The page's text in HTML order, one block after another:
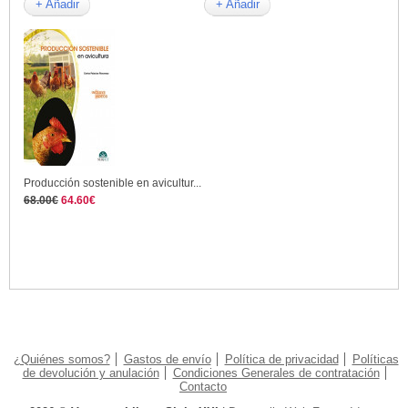
+ Añadir + Añadir
Producción sostenible en avicultur...
68.00€ 64.60€
¿Quiénes somos? Gastos de envío Política de privacidad
Políticas
de devolución y anulación
Condiciones Generales de contratación
Contacto